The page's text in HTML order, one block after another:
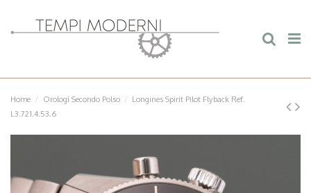
Home Orologi Secondo Polso
Longines Spirit Pilot Flyback Ref.
L3.721.4.53.6